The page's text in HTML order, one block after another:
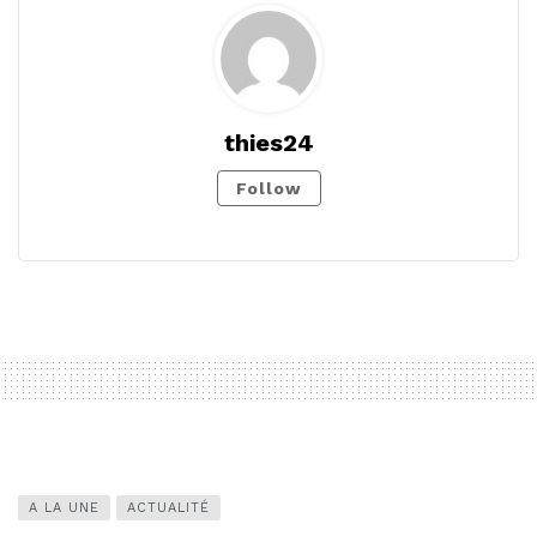
thies24
Follow
A LA UNE ACTUALITÉ